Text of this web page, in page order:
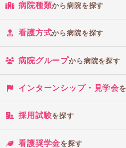
病院種類から病院を探す
看護方式から病院を探す
病院グループから病院を探す
インターンシップ・見学会
採用試験を探す
看護奨学金を探す